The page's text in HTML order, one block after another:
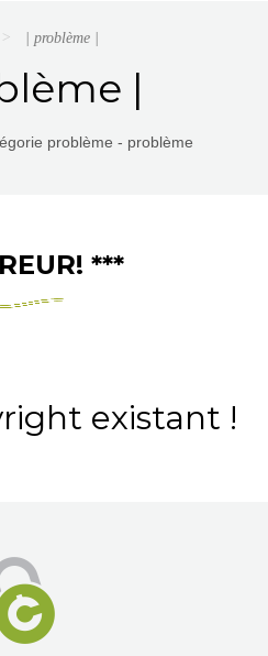
| problème |
|
problème - problème
***
existant !